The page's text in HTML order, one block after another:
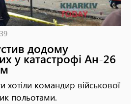
додому
у катастрофі Ан-26
хотіли командир військової
польотами.